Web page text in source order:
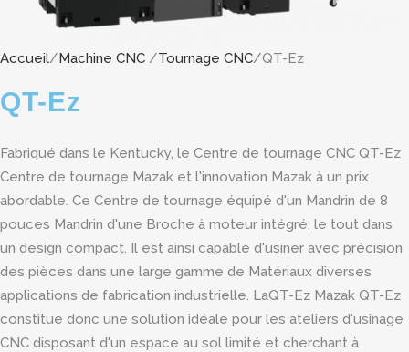
Accueil/Machine CNC /Tournage CNC/QT-Ez
QT-Ez
Fabriqué dans le Kentucky, le Centre de tournage CNC QT-Ez
Centre de tournage Mazak et l'innovation Mazak à un prix
abordable. Ce Centre de tournage équipé d'un Mandrin de 8
pouces Mandrin d'une Broche à moteur intégré, le tout dans
un design compact. Il est ainsi capable d'usiner avec précision
des pièces dans une large gamme de Matériaux diverses
applications de fabrication industrielle. LaQT-Ez Mazak QT-Ez
constitue donc une solution idéale pour les ateliers d'usinage
CNC disposant d'un espace au sol limité et cherchant à